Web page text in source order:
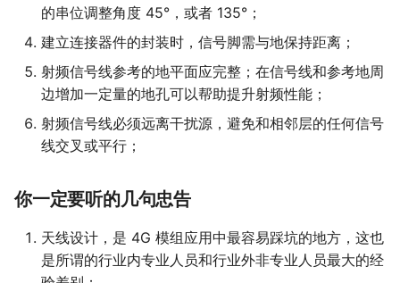
的串位调整角度 45°，或者 135°；
建立连接器件的封装时，信号脚需与地保持距离；
射频信号线参考的地平面应完整；在信号线和参考地周
边增加一定量的地孔可以帮助提升射频性能；
射频信号线必须远离干扰源，避免和相邻层的任何信号
线交叉或平行；
你一定要听的几句忠告
天线设计，是 4G 模组应用中最容易踩坑的地方，这也
是所谓的行业内专业人员和行业外非专业人员最大的经